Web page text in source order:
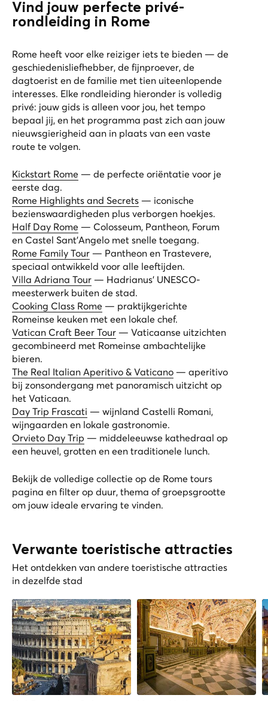
Vind jouw perfecte privé-
rondleiding in Rome
Rome heeft voor elke reiziger iets te bieden — de
geschiedenisliefhebber, de fijnproever, de
dagtoerist en de familie met tien uiteenlopende
interesses. Elke rondleiding hieronder is volledig
privé: jouw gids is alleen voor jou, het tempo
bepaal jij, en het programma past zich aan jouw
nieuwsgierigheid aan in plaats van een vaste
route te volgen.
Kickstart Rome — de perfecte oriëntatie voor je
eerste dag.
Rome Highlights and Secrets — iconische
bezienswaardigheden plus verborgen hoekjes.
Half Day Rome — Colosseum, Pantheon, Forum
en Castel Sant'Angelo met snelle toegang.
Rome Family Tour — Pantheon en Trastevere,
speciaal ontwikkeld voor alle leeftijden.
Villa Adriana Tour — Hadrianus’ UNESCO-
meesterwerk buiten de stad.
Cooking Class Rome — praktijkgerichte
Romeinse keuken met een lokale chef.
Vatican Craft Beer Tour — Vaticaanse uitzichten
gecombineerd met Romeinse ambachtelijke
bieren.
The Real Italian Aperitivo & Vaticano — aperitivo
bij zonsondergang met panoramisch uitzicht op
het Vaticaan.
Day Trip Frascati — wijnland Castelli Romani,
wijngaarden en lokale gastronomie.
Orvieto Day Trip — middeleeuwse kathedraal op
een heuvel, grotten en een traditionele lunch.
Bekijk de volledige collectie op de Rome tours
pagina en filter op duur, thema of groepsgrootte
om jouw ideale ervaring te vinden.
Verwante toeristische attracties
Het ontdekken van andere toeristische attracties
in dezelfde stad